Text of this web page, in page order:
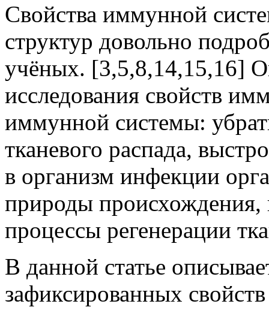
Свойства иммунной
структур довольно
учёных. [3,5,8,14,15,16]
исследования свойств
иммунной системы:
тканевого распада,
в организм инфекции
природы происхождения,
процессы регенерации
В данной статье
зафиксированных